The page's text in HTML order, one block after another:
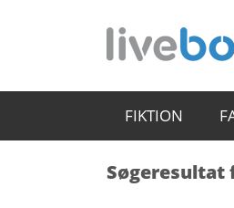
FIKTION
Søgeresultat